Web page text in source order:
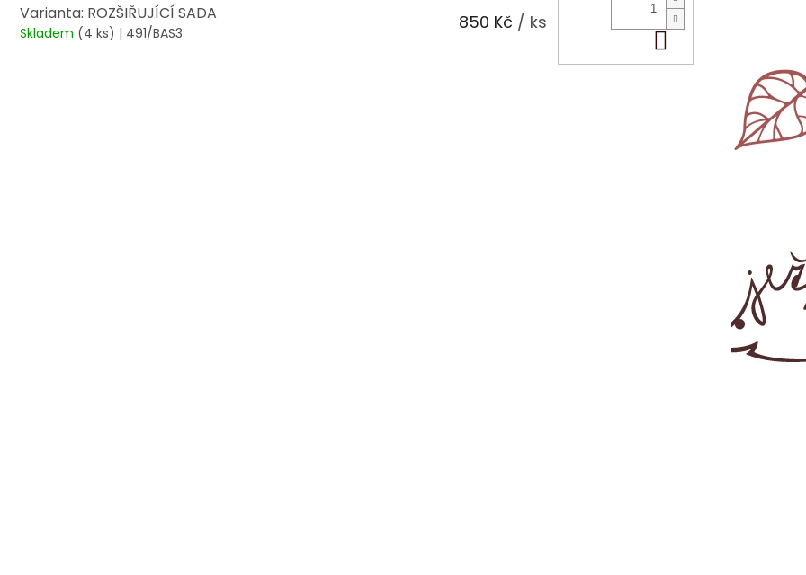
Varianta: ROZŠIŘUJÍCÍ SADA
Skladem (4 ks) | 491/BAS3 850 Kč / ks
Do košíku